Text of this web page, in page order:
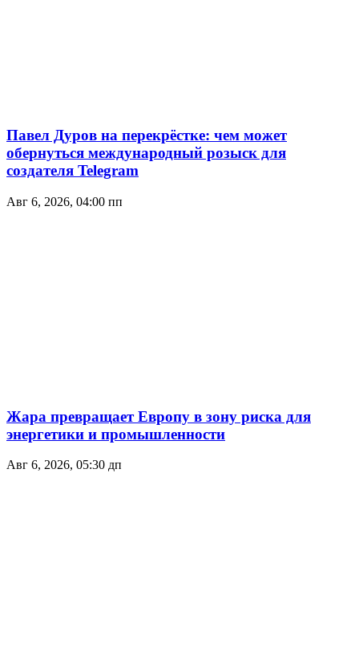
Павел Дуров на перекрёстке: чем может
обернуться международный розыск для
создателя Telegram
Авг 6, 2026, 04:00 пп
Жара превращает Европу в зону риска для
энергетики и промышленности
Авг 6, 2026, 05:30 дп